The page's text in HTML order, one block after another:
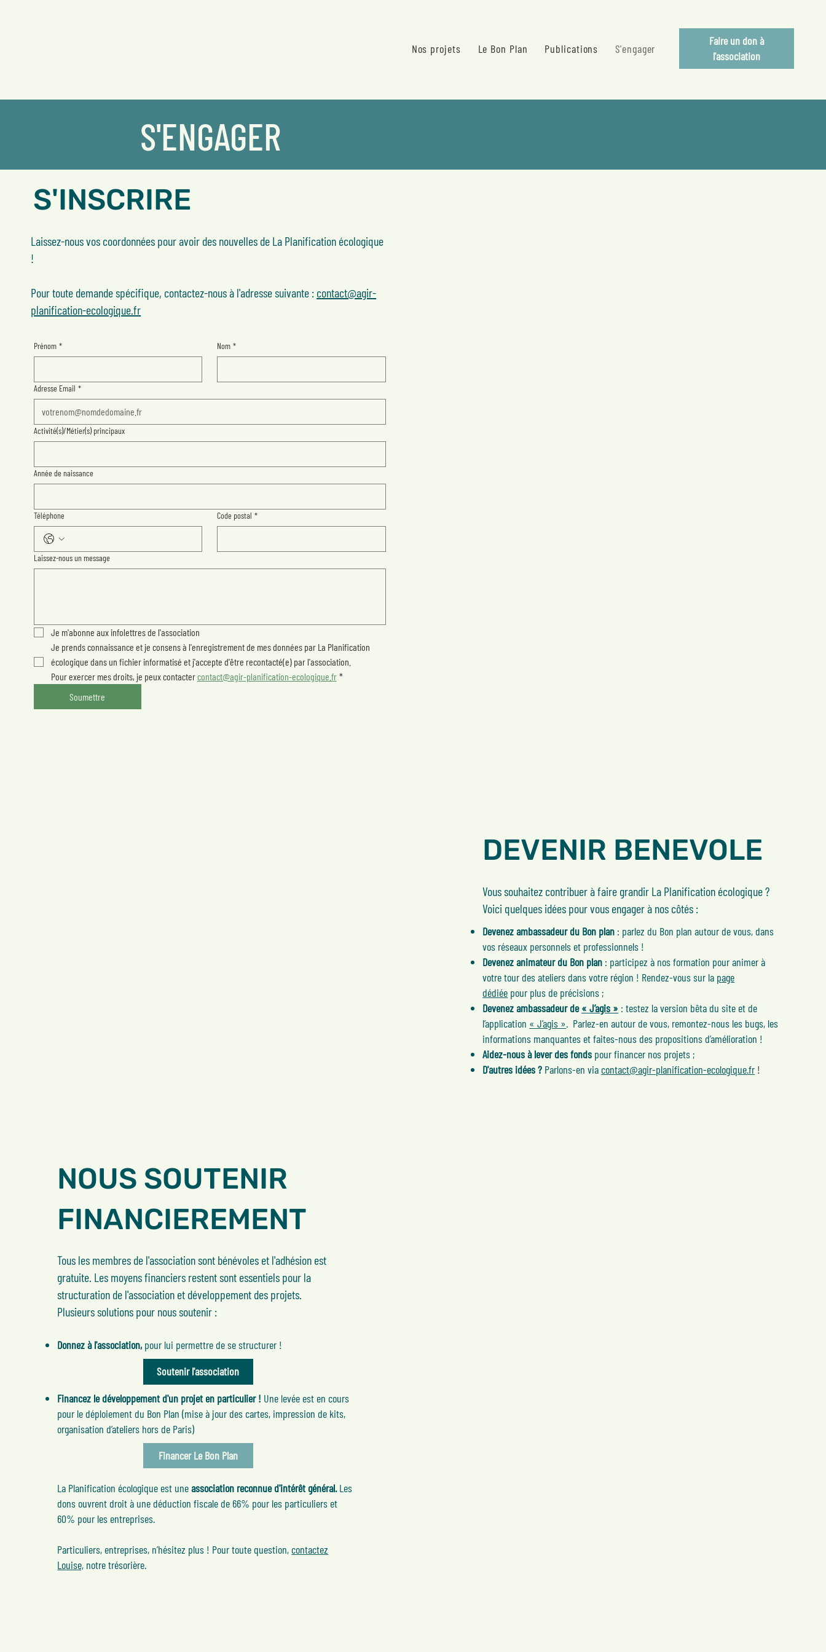
Nos projets Le Bon Plan Publications S'engager
Faire un don à
l'association
S'ENGAGER
S'INSCRIRE
Laissez-nous vos coordonnées pour avoir des nouvelles de La Planification écologique
!
Pour toute demande spécifique, contactez-nous à l'adresse suivante : contact@agir-
planification-ecologique.fr
Prénom * Nom *
Adresse Email *
Activité(s)/Métier(s) principaux
Année de naissance
Téléphone Code postal *
Laissez-nous un message
Je m'abonne aux infolettres de l'association
Je prends connaissance et je consens à l'enregistrement de mes données par La Planification
écologique dans un fichier informatisé et j'accepte d'être recontacté(e) par l'association.
Pour exercer mes droits, je peux contacter contact@agir-planification-ecologique.fr *
Soumettre
DEVENIR BENEVOLE
Vous souhaitez contribuer à faire grandir La Planification écologique ?
Voici quelques idées pour vous engager à nos côtés :
Devenez ambassadeur du Bon plan : parlez du Bon plan autour de vous, dans
vos réseaux personnels et professionnels !
Devenez animateur du Bon plan : participez à nos formation pour animer à
votre tour des ateliers dans votre région ! Rendez-vous sur la page
dédiée pour plus de précisions ;
Devenez ambassadeur de« J’agis » : testez la version bêta du site et de
l’application « J’agis ». Parlez-en autour de vous, remontez-nous les bugs, les
informations manquantes et faites-nous des propositions d’amélioration !
Aidez-nous à lever des fonds pour financer nos projets ;
D'autres idées ? Parlons-en via contact@agir-planification-ecologique.fr !
NOUS SOUTENIR
FINANCIEREMENT
Tous les membres de l'association sont bénévoles et l'adhésion est
gratuite. Les moyens financiers restent sont essentiels pour la
structuration de l'association et développement des projets.
Plusieurs solutions pour nous soutenir :
Donnez à l'association, pour lui permettre de se structurer !
Soutenir l'association
Financez le développement d'un projet en particulier ! Une levée est en cours
pour le déploiement du Bon Plan (mise à jour des cartes, impression de kits,
organisation d’ateliers hors de Paris)
Financer Le Bon Plan
La Planification écologique est uneassociation reconnue d'intérêt général.Les
dons ouvrent droit à une déduction fiscale de 66% pour les particuliers et
60% pour les entreprises.​
Particuliers, entreprises, n’hésitez plus ! Pour toute question, contactez
Louise, notre trésorière.